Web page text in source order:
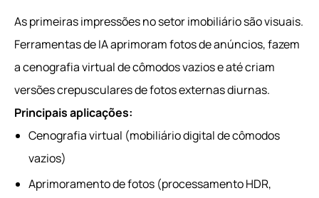
As primeiras impressões no setor imobiliário são visuais.
Ferramentas de IA aprimoram fotos de anúncios, fazem
a cenografia virtual de cômodos vazios e até criam
versões crepusculares de fotos externas diurnas.
Principais aplicações:
Cenografia virtual (mobiliário digital de cômodos
vazios)
Aprimoramento de fotos (processamento HDR,